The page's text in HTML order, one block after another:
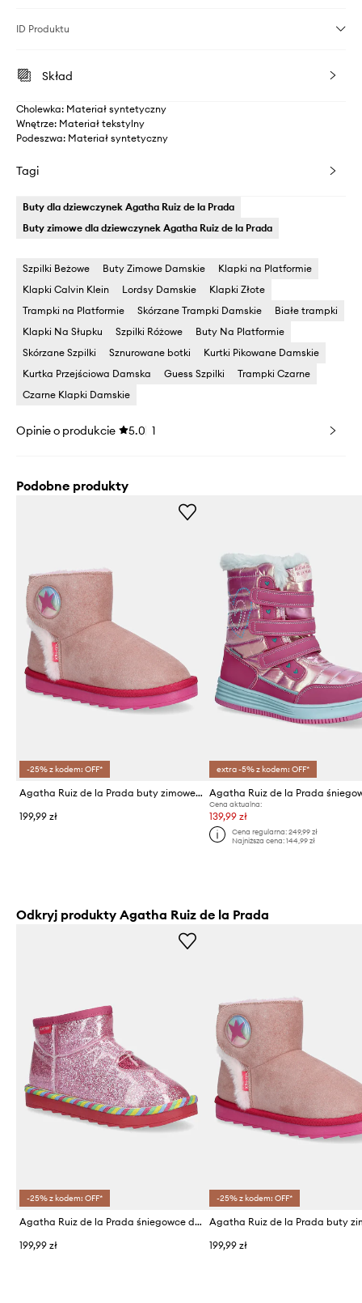
ID Produktu
Skład
Cholewka: Materiał syntetyczny
Wnętrze: Materiał tekstylny
Podeszwa: Materiał syntetyczny
Tagi
Buty dla dziewczynek Agatha Ruiz de la Prada
Buty zimowe dla dziewczynek Agatha Ruiz de la Prada
Szpilki Beżowe Buty Zimowe Damskie
Klapki na Platformie
Klapki Calvin Klein
Lordsy Damskie
Klapki Złote
Trampki na Platformie
Skórzane Trampki Damskie
Białe trampki
Klapki Na Słupku
Szpilki Różowe
Buty Na Platformie
Skórzane Szpilki
Sznurowane botki
Kurtki Pikowane Damskie
Kurtka Przejściowa Damska
Guess Szpilki
Trampki Czarne
Czarne Klapki Damskie
Opinie o produkcie 5.0 1
Podobne produkty
-25% z kodem: OFF*
Agatha Ruiz de la Prada buty zimowe dziecięce
199,99 zł
extra -5% z kodem: OFF*
Cena aktualna:
139,99 zł
Cena regularna: 249,99 zł
Najniższa cena: 144,99 zł
Odkryj produkty Agatha Ruiz de la Prada
-25% z kodem: OFF*
Agatha Ruiz de la Prada śniegowce dziecięce
199,99 zł
-25% z kodem: OFF*
199,99 zł